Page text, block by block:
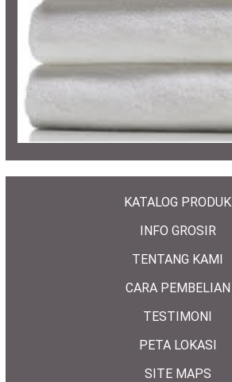
KATALOG PRODUK
INFO GROSIR
TENTANG KAMI
CARA PEMBELIAN
TESTIMONI
PETA LOKASI
SITE MAPS